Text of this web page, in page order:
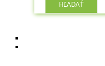
HĽADAŤ